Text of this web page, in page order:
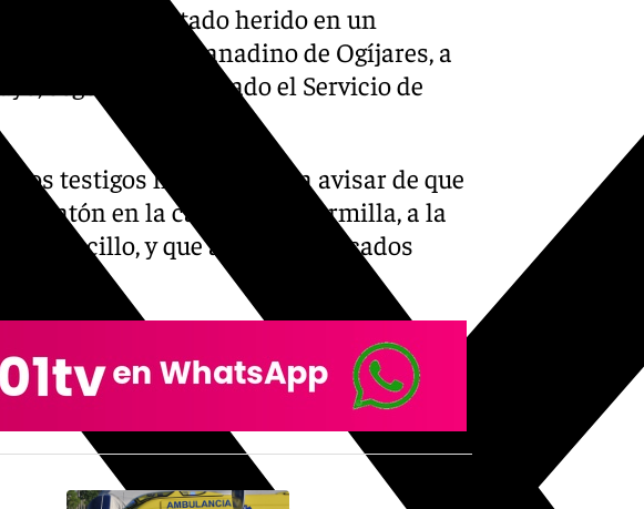
ha resultado herido en un
el municipio granadino de Ogíjares, a
según ha informado el Servicio de
testigos llamaron para avisar de que
peatón en la carretera de Armilla, a la
Cerecillo, y que ambos implicados